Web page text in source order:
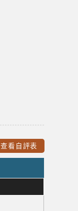
查看自評表